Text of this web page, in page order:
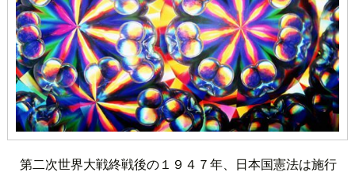
第二次世界大戦終戦後の１９４７年、日本国憲法は施行